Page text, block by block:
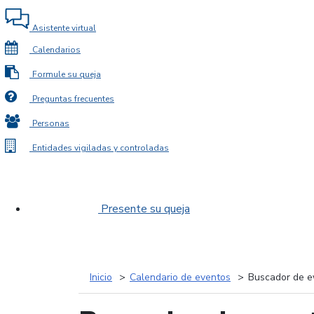
Asistente virtual
Calendarios
Formule su queja
Preguntas frecuentes
Personas
Entidades vigiladas y controladas
Presente su queja
Inicio Calendario de eventos Buscador de